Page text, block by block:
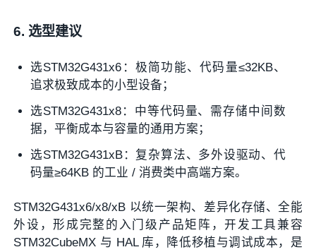
6. 选型建议
选STM32G431x6：极简功能、代码量≤32KB、
追求极致成本的小型设备；
选STM32G431x8：中等代码量、需存储中间数
据，平衡成本与容量的通用方案；
选STM32G431xB：复杂算法、多外设驱动、代
码量≥64KB 的工业 / 消费类中高端方案。
STM32G431x6/x8/xB 以统一架构、差异化存储、全能
外设，形成完整的入门级产品矩阵，开发工具兼容
STM32CubeMX 与 HAL 库，降低移植与调试成本，是